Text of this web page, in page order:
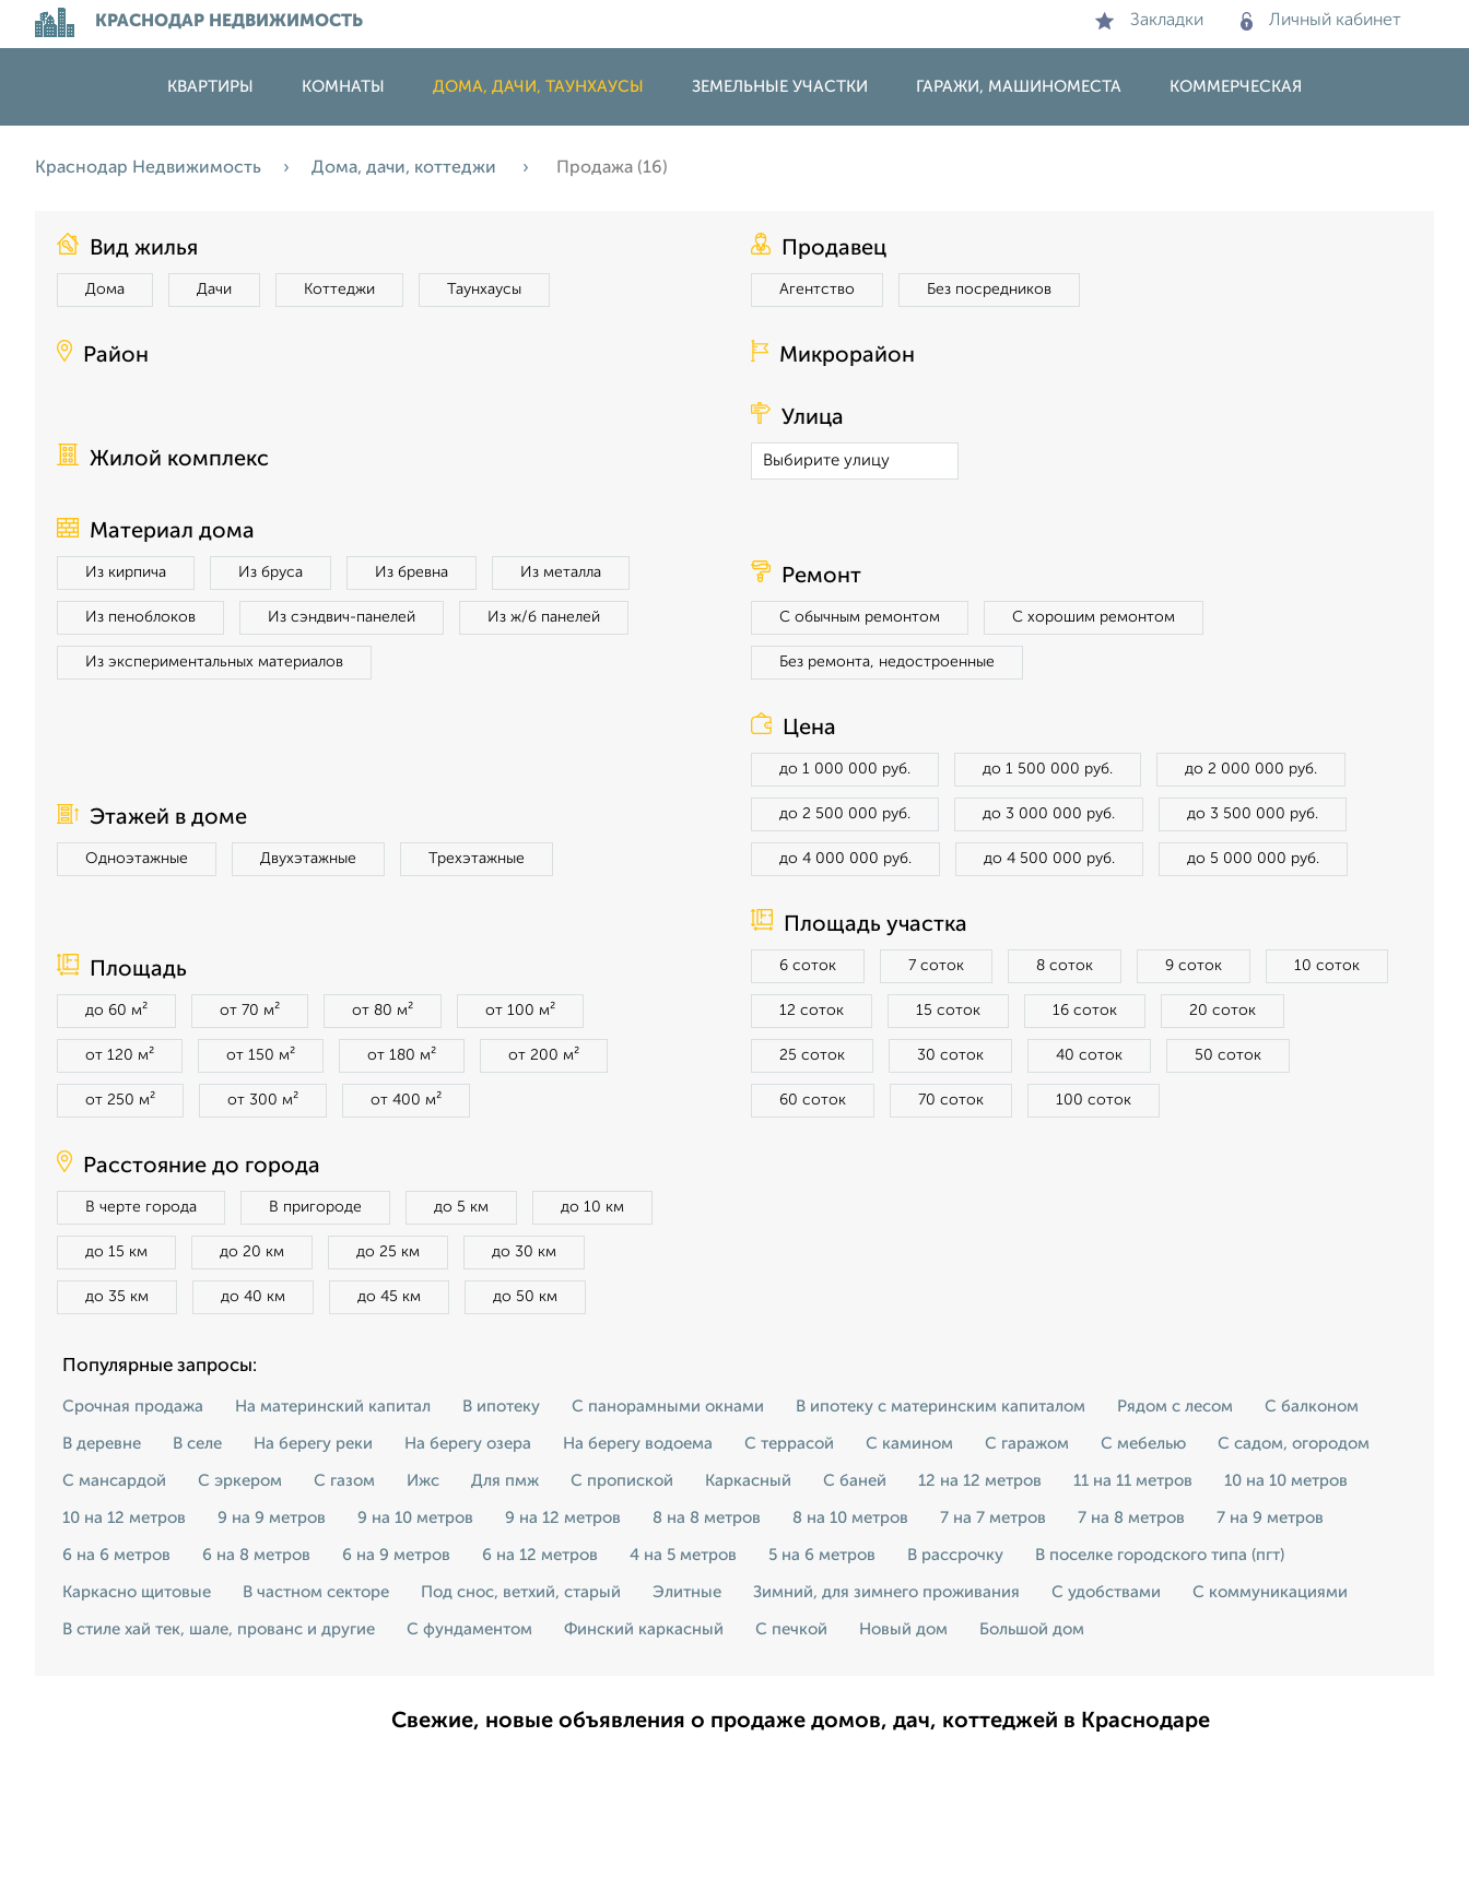
КРАСНОДАР НЕДВИЖИМОСТЬ Закладки Личный кабинет
КВАРТИРЫ КОМНАТЫ ДОМА, ДАЧИ, ТАУНХАУСЫ ЗЕМЕЛЬНЫЕ УЧАСТКИ ГАРАЖИ, МАШИНОМЕСТА КОММЕРЧЕСКАЯ
Краснодар Недвижимость Дома, дачи, коттеджи Продажа (16)
Вид жилья
Дома Дачи Коттеджи Таунхаусы
Продавец
Агентство Без посредников
Район Микрорайон
Жилой комплекс
Улица
Материал дома
Из кирпича Из бруса Из бревна Из металла
Из пеноблоков Из сэндвич-панелей Из ж/б панелей
Из экспериментальных материалов
Ремонт
С обычным ремонтом С хорошим ремонтом
Без ремонта, недостроенные
Этажей в доме
Одноэтажные Двухэтажные Трехэтажные
Цена
до 1 000 000 руб. до 1 500 000 руб. до 2 000 000 руб.
до 2 500 000 руб. до 3 000 000 руб. до 3 500 000 руб.
до 4 000 000 руб. до 4 500 000 руб. до 5 000 000 руб.
Площадь
до 60 м² от 70 м² от 80 м² от 100 м²
от 120 м² от 150 м² от 180 м² от 200 м²
от 250 м² от 300 м² от 400 м²
Площадь участка
6 соток 7 соток 8 соток 9 соток 10 соток
12 соток 15 соток 16 соток 20 соток
25 соток 30 соток 40 соток 50 соток
60 соток 70 соток 100 соток
Расстояние до города
В черте города В пригороде до 5 км до 10 км
до 15 км до 20 км до 25 км до 30 км
до 35 км до 40 км до 45 км до 50 км
Популярные запросы:
Срочная продажа На материнский капитал В ипотеку С панорамными окнами В ипотеку с материнским капиталом Рядом с лесом С балконом
В деревне В селе На берегу реки На берегу озера На берегу водоема С террасой С камином С гаражом С мебелью С садом, огородом
С мансардой С эркером С газом Ижс Для пмж С пропиской Каркасный С баней 12 на 12 метров 11 на 11 метров 10 на 10 метров
10 на 12 метров 9 на 9 метров 9 на 10 метров 9 на 12 метров 8 на 8 метров 8 на 10 метров 7 на 7 метров 7 на 8 метров 7 на 9 метров
6 на 6 метров 6 на 8 метров 6 на 9 метров 6 на 12 метров 4 на 5 метров 5 на 6 метров В рассрочку В поселке городского типа (пгт)
Каркасно щитовые В частном секторе Под снос, ветхий, старый Элитные Зимний, для зимнего проживания С удобствами С коммуникациями
В стиле хай тек, шале, прованс и другие С фундаментом Финский каркасный С печкой Новый дом Большой дом
Свежие, новые объявления о продаже домов, дач, коттеджей в Краснодаре